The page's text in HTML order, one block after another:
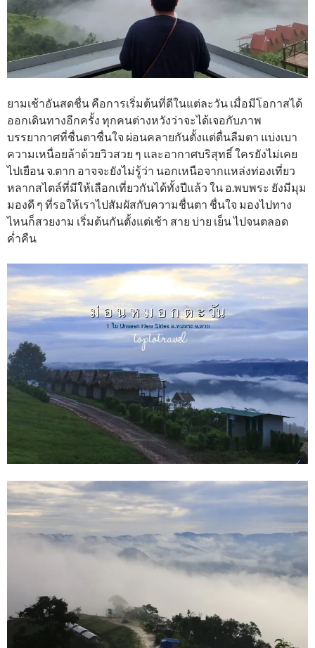
ยามเช้าอันสดชื่น คือการเริ่มต้นที่ดีในแต่ละวัน เมื่อมีโอกาสได้
ออกเดินทางอีกครั้ง ทุกคนต่างหวังว่าจะได้เจอกับภาพ
บรรยากาศที่ชื่นตาชื่นใจ ผ่อนคลายกันตั้งแต่ตื่นลืมตา แบ่งเบา
ความเหนื่อยล้าด้วยวิวสวย ๆ และอากาศบริสุทธิ์ ใครยังไม่เคย
ไปเยือน จ.ตาก อาจจะยังไม่รู้ว่า นอกเหนือจากแหล่งท่องเที่ยว
หลากสไตล์ที่มีให้เลือกเที่ยวกันได้ทั้งปีแล้ว ใน อ.พบพระ ยังมีมุม
มองดี ๆ ที่รอให้เราไปสัมผัสกับความชื่นตา ชื่นใจ มองไปทาง
ไหนก็สวยงาม เริ่มต้นกันตั้งแต่เช้า สาย บ่าย เย็น ไปจนตลอด
ค่ำคืน